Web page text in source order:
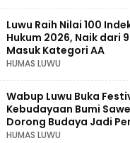
Luwu Raih Nilai 100
Hukum 2026, Naik dari
Masuk Kategori AA
HUMAS LUWU
Wabup Luwu Buka
Kebudayaan Bumi
Dorong Budaya Jadi
Ekonomi Kreatif
HUMAS LUWU